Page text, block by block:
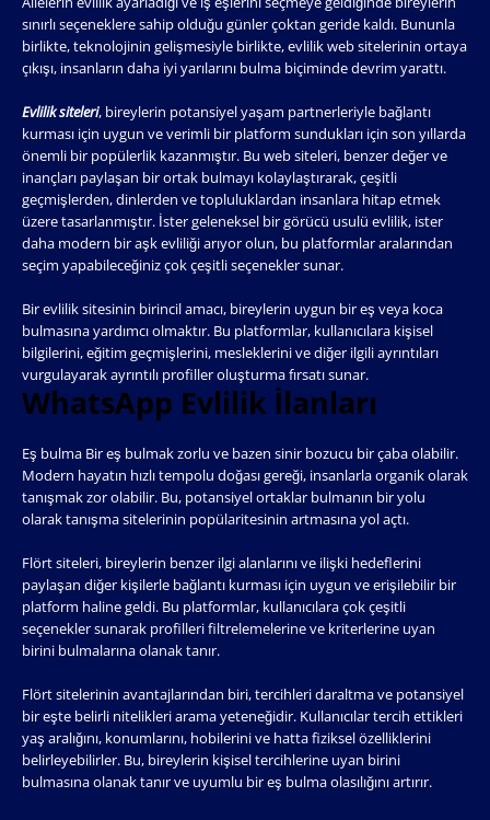
sınırlı seçeneklere sahip olduğu günler çoktan geride kaldı. Bununla
birlikte, teknolojinin gelişmesiyle birlikte, evlilik web sitelerinin ortaya
çıkışı, insanların daha iyi yarılarını bulma biçiminde devrim yarattı.
Evlilik siteleri, bireylerin potansiyel yaşam partnerleriyle bağlantı
kurması için uygun ve verimli bir platform sundukları için son yıllarda
önemli bir popülerlik kazanmıştır. Bu web siteleri, benzer değer ve
inançları paylaşan bir ortak bulmayı kolaylaştırarak, çeşitli
geçmişlerden, dinlerden ve topluluklardan insanlara hitap etmek
üzere tasarlanmıştır. İster geleneksel bir görücü usulü evlilik, ister
daha modern bir aşk evliliği arıyor olun, bu platformlar aralarından
seçim yapabileceğiniz çok çeşitli seçenekler sunar.
Bir evlilik sitesinin birincil amacı, bireylerin uygun bir eş veya koca
bulmasına yardımcı olmaktır. Bu platformlar, kullanıcılara kişisel
bilgilerini, eğitim geçmişlerini, mesleklerini ve diğer ilgili ayrıntıları
vurgulayarak ayrıntılı profiller oluşturma fırsatı sunar.
WhatsApp Evlilik İlanları
Eş bulma Bir eş bulmak zorlu ve bazen sinir bozucu bir çaba olabilir.
Modern hayatın hızlı tempolu doğası gereği, insanlarla organik olarak
tanışmak zor olabilir. Bu, potansiyel ortaklar bulmanın bir yolu
olarak tanışma sitelerinin popülaritesinin artmasına yol açtı.
Flört siteleri, bireylerin benzer ilgi alanlarını ve ilişki hedeflerini
paylaşan diğer kişilerle bağlantı kurması için uygun ve erişilebilir bir
platform haline geldi. Bu platformlar, kullanıcılara çok çeşitli
seçenekler sunarak profilleri filtrelemelerine ve kriterlerine uyan
birini bulmalarına olanak tanır.
Flört sitelerinin avantajlarından biri, tercihleri ​​daraltma ve potansiyel
bir eşte belirli nitelikleri arama yeteneğidir. Kullanıcılar tercih ettikleri
yaş aralığını, konumlarını, hobilerini ve hatta fiziksel özelliklerini
belirleyebilirler. Bu, bireylerin kişisel tercihlerine uyan birini
bulmasına olanak tanır ve uyumlu bir eş bulma olasılığını artırır.